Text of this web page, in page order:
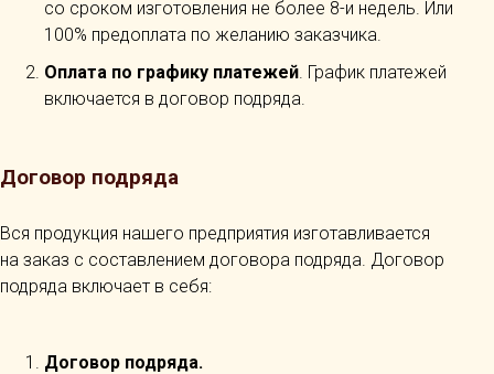
со сроком изготовления не более 8-и недель. Или
100% предоплата по желанию заказчика.
Оплата по графику платежей. График платежей
включается в договор подряда.
Договор подряда
Вся продукция нашего предприятия изготавливается
на заказ с составлением договора подряда. Договор
подряда включает в себя:
Договор подряда.